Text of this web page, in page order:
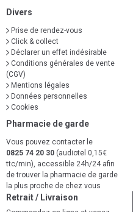
Divers
Prise de rendez-vous
Click & collect
Déclarer un effet indésirable
Conditions générales de vente
(CGV)
Mentions légales
Données personnelles
Cookies
Pharmacie de garde
Vous pouvez contacter le
0825 74 20 30 (audiotel 0,15€
ttc/min), accessible 24h/24 afin
de trouver la pharmacie de garde
la plus proche de chez vous
Retrait / Livraison